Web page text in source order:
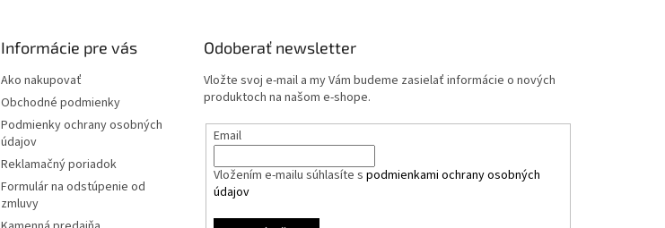
Informácie pre vás
Ako nakupovať
Obchodné podmienky
Podmienky ochrany osobných
údajov
Reklamačný poriadok
Formulár na odstúpenie od
zmluvy
Odoberať newsletter
Vložte svoj e-mail a my Vám budeme zasielať informácie o nových
produktoch na našom e-shope.
Email
Vložením e-mailu súhlasíte spodmienkami ochrany osobných
údajov